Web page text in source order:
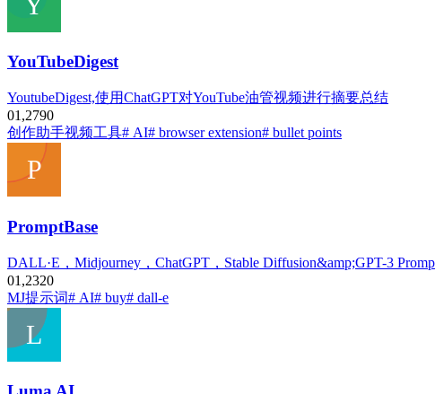
YouTubeDigest
YoutubeDigest,使用ChatGPT对YouTube油管视频进行摘要总结
01,2790
创作助手视频工具# AI# browser extension# bullet points
PromptBase
DALL·E，Midjourney，ChatGPT，Stable Diffusion&amp;GPT-3
01,2320
MJ提示词# AI# buy# dall-e